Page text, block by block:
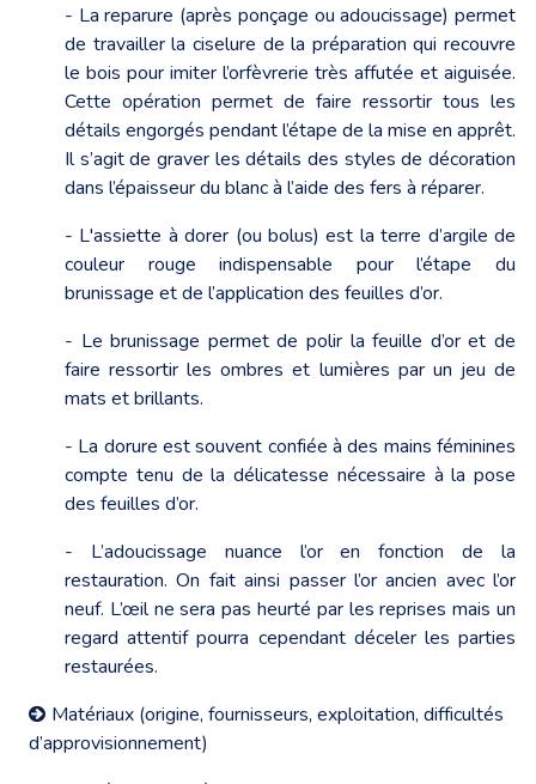
- La reparure (après ponçage ou adoucissage) permet
de travailler la ciselure de la préparation qui recouvre
le bois pour imiter l’orfèvrerie très affutée et aiguisée.
Cette opération permet de faire ressortir tous les
détails engorgés pendant l’étape de la mise en apprêt.
Il s’agit de graver les détails des styles de décoration
dans l’épaisseur du blanc à l’aide des fers à réparer.
- L'assiette à dorer (ou bolus) est la terre d’argile de
couleur rouge indispensable pour l’étape du
brunissage et de l’application des feuilles d’or.
- Le brunissage permet de polir la feuille d’or et de
faire ressortir les ombres et lumières par un jeu de
mats et brillants.
- La dorure est souvent confiée à des mains féminines
compte tenu de la délicatesse nécessaire à la pose
des feuilles d’or.
- L’adoucissage nuance l’or en fonction de la
restauration. On fait ainsi passer l’or ancien avec l’or
neuf. L’œil ne sera pas heurté par les reprises mais un
regard attentif pourra cependant déceler les parties
restaurées.
Matériaux (origine, fournisseurs, exploitation, difficultés
d’approvisionnement)